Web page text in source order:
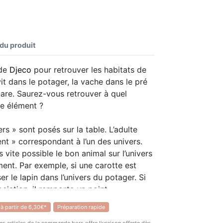
produit
Djeco pour retrouver les habitats de
dans le potager, la vache dans le pré
Saurez-vous retrouver à quel
élément ?
» sont posés sur la table. L’adulte
» correspondant à l’un des univers.
vite possible le bon animal sur l’univers
Par exemple, si une carotte est
le lapin dans l’univers du potager. Si
il remporte un point.
de Djeco sont une valeur sûre,
partir de 6,30€* Préparation rapide